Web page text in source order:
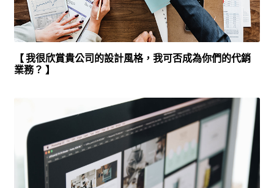
【 我很欣賞貴公司的設計風格，我可否成為你們的代銷
業務？ 】